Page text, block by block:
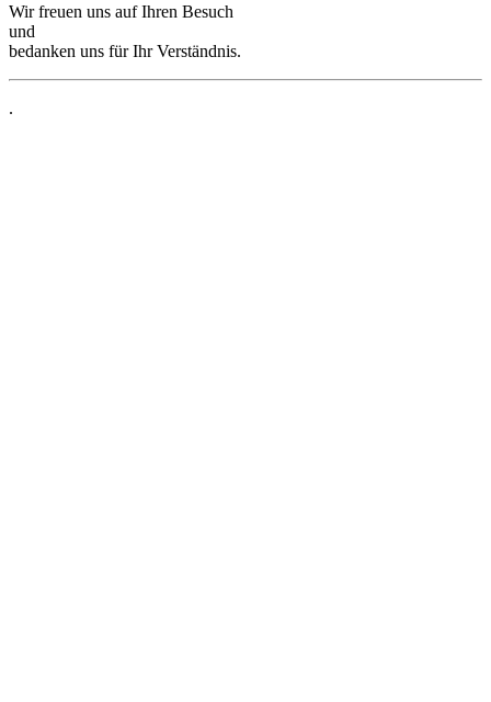
Wir freuen uns auf Ihren Besuch
und
bedanken uns für Ihr Verständnis.
.